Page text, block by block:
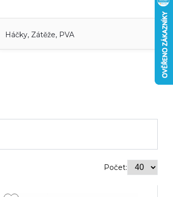
Háčky, Zátěže, PVA
Počet: